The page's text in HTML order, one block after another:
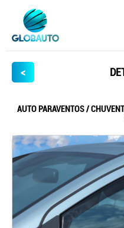
<
AUTO PARAVENTOS /